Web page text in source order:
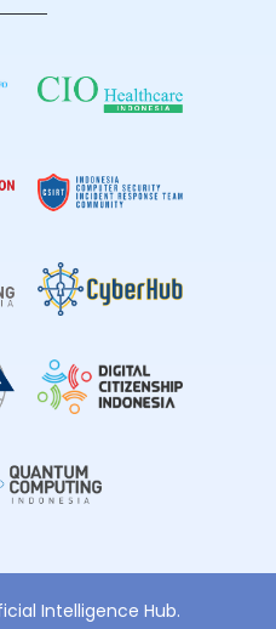
Intelligence Hub.